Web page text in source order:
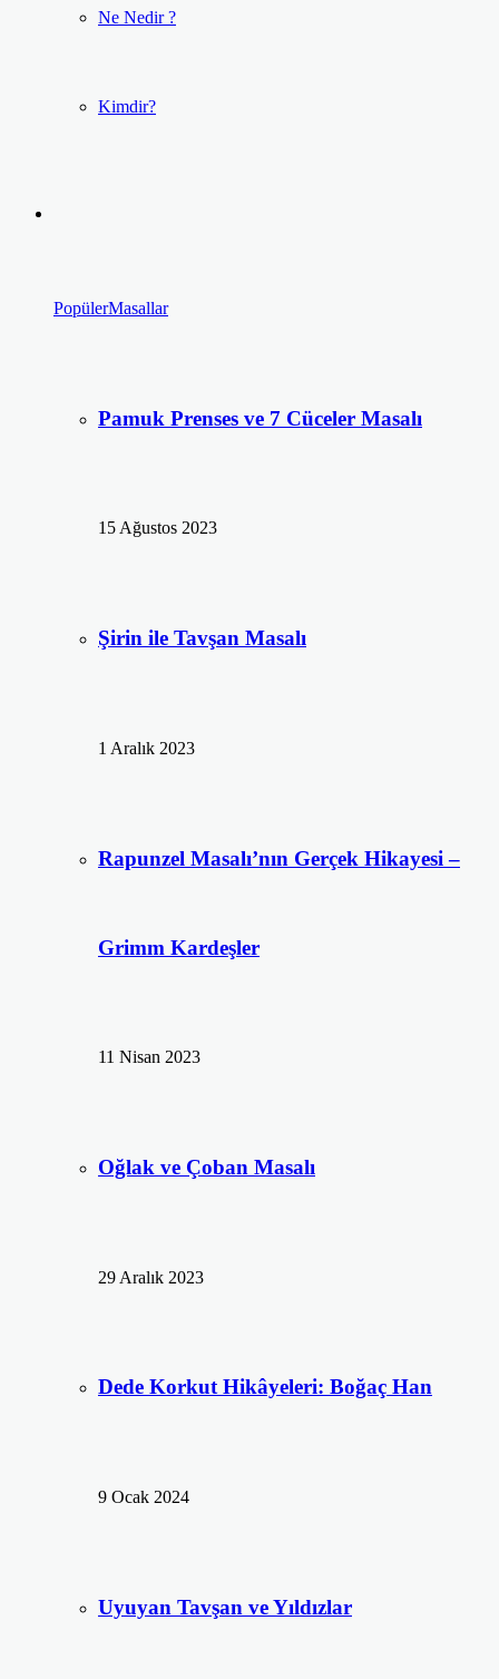
Ne Nedir ?
Kimdir?
PopülerMasallar
Pamuk Prenses ve 7 Cüceler Masalı
15 Ağustos 2023
Şirin ile Tavşan Masalı
1 Aralık 2023
Rapunzel Masalı’nın Gerçek Hikayesi –
Grimm Kardeşler
11 Nisan 2023
Oğlak ve Çoban Masalı
29 Aralık 2023
Dede Korkut Hikâyeleri: Boğaç Han
9 Ocak 2024
Uyuyan Tavşan ve Yıldızlar